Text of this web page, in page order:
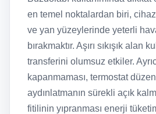
en temel noktalardan biri,
ve yan yüzeylerinde yeterli
bırakmaktır. Aşırı sıkışık alan
transferini olumsuz etkiler.
kapanmaması, termostat
aydınlatmanın sürekli açık
fitilinin yıpranması enerji